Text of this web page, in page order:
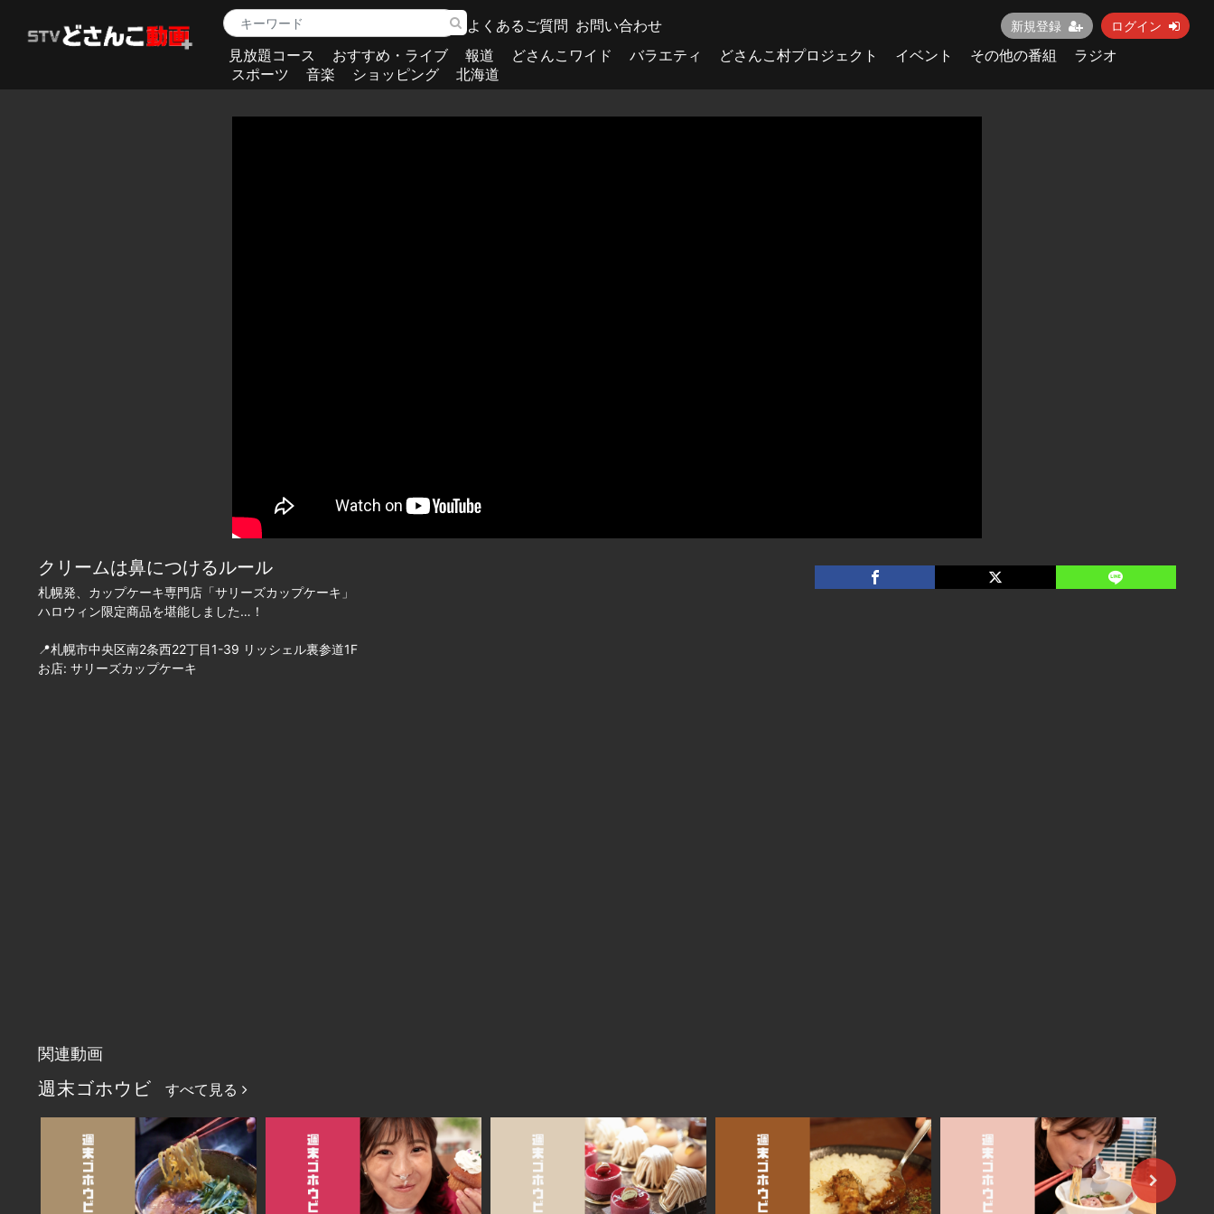
よくあるご質問 お問い合わせ 新規登録 ログイン
見放題コース おすすめ・ライブ 報道 どさんこワイド バラエティ どさんこ村プロジェクト イベント その他の番組
ラジオ
スポーツ
音楽 ショッピング 北海道
クリームは鼻につけるルール
札幌発、カップケーキ専門店「サリーズカップケーキ」
ハロウィン限定商品を堪能しました…！
📍札幌市中央区南2条西22丁目1-39 リッシェル裏参道1F
お店: サリーズカップケーキ
関連動画
週末ゴホウビ すべて見る